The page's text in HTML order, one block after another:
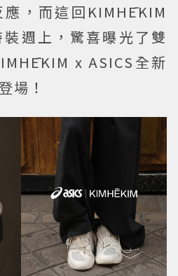
，而這回KIMHĒKIM
週上，驚喜曝光了雙
x ASICS全新
場！